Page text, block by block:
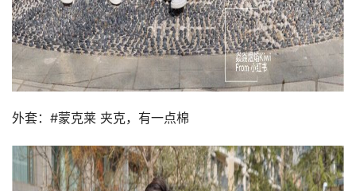
外套：#蒙克莱 夹克，有一点棉